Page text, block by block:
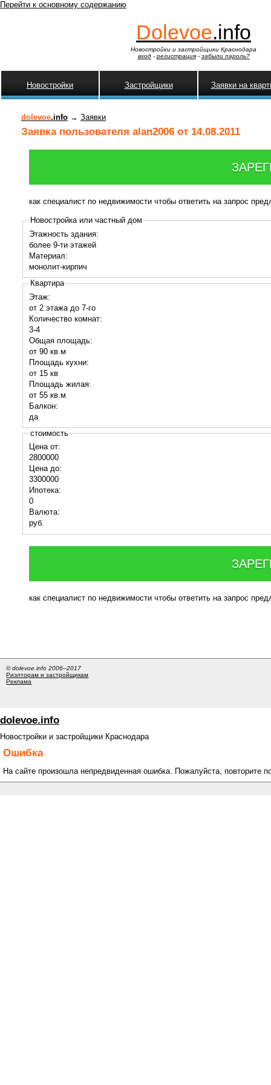
Перейти к основному содержанию
Dolevoe.info
Новостройки и застройщики Краснодара
вход- регистрация- забыли пароль?
Новостройки Застройщики Заявки на
dolevoe.info → Заявки
Заявка пользователя alan2006 от 14.08.2011
как специалист по недвижимости чтобы ответить на запрос
Новостройка или частный дом
Этажность здания:
более 9-ти этажей
Материал:
монолит-кирпич
Квартира
Этаж:
от 2 этажа до 7-го
Количество комнат:
3-4
Общая площадь:
от 90 кв.м
Площадь кухни:
от 15 кв
Площадь жилая:
от 55 кв.м
Балкон:
да
стоимость
Цена от:
2800000
Цена до:
3300000
Ипотека:
0
Валюта:
руб.
как специалист по недвижимости чтобы ответить на запрос
© dolevoe.info 2006–2017
Риэлторам и застройщикам
Реклама
dolevoe.info
Новостройки и застройщики Краснодара
Ошибка
На сайте произошла непредвиденная ошибка. Пожалуйста, повторите